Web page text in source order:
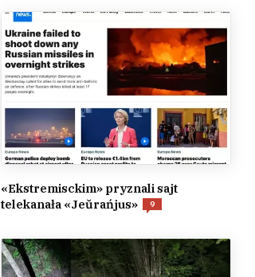
«Ekstremisckim» pryznali sajt
telekanała «Jeŭrańjus»
9